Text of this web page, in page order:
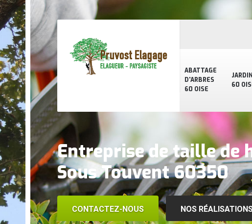
ABATTAGE
D'ARBRES
60 OISE
60
Entreprise de taille de
Sous Touvent 60350
CONTACTEZ-NOUS NOS